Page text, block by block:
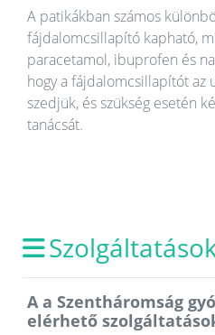
A patikákban számos
fájdalomcsillapító kapható,
paracetamol, ibuprofen és
hogy a fájdalomcsillapítót az
szedjük, és szükség esetén
tanácsát.
A a Szentháromság
elérhető